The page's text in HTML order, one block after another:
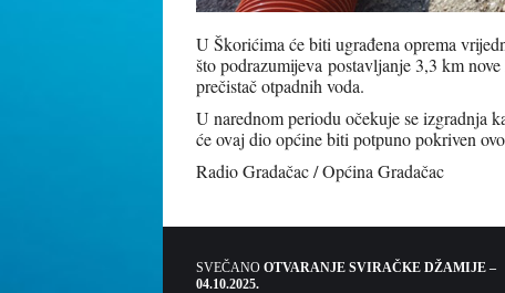
U Škorićima će biti ugrađena oprema
što podrazumijeva postavljanje 3,3 km
prečistač otpadnih voda.
U narednom periodu očekuje se izgradnja
će ovaj dio općine biti potpuno pokriven
Radio Gradačac / Općina Gradačac
SVEČANO OTVARANJE SVIRAČKE DŽAMIJE –
04.10.2025.